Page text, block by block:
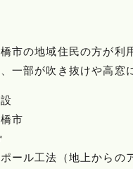
市の地域住民の方が利
一部が吹き抜けや高窓
市
ール工法（地上からの